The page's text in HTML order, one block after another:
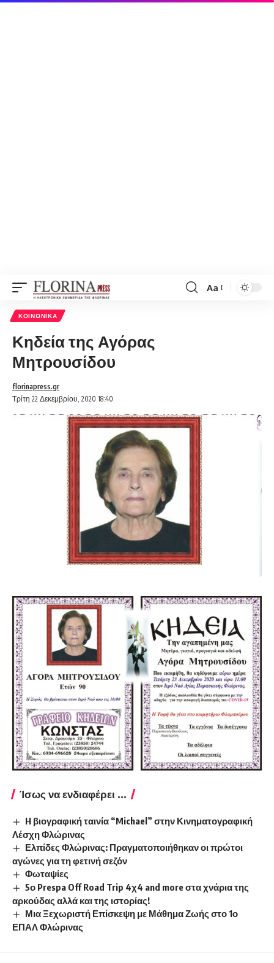
Font
Aa
ΚΟΙΝΩΝΙΚΆ
Κηδεία της Αγόρας
Μητρουσίδου
Τρίτη 22 Δεκεμβρίου, 2020 18:40
florinapress.gr
Ίσως να ενδιαφέρει ...
H βιογραφική ταινία “Michael” στην Κινηματογραφική
Λέσχη Φλώρινας
Ελπίδες Φλώρινας: Πραγματοποιήθηκαν οι πρώτοι
αγώνες για τη φετινή σεζόν
Φωταψίες
5ο Prespa Off Road Trip 4χ4 and more στα χνάρια της
αρκούδας αλλά και της ιστορίας!
Μια Ξεχωριστή Επίσκεψη με Μάθημα Ζωής στο 1ο
ΕΠΑΛ Φλώρινας